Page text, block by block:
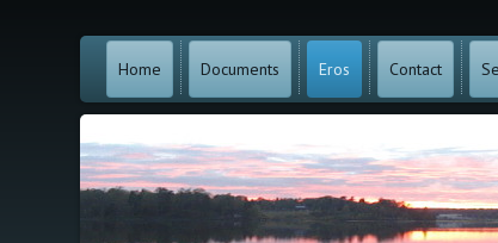
Home Documents Eros Contact